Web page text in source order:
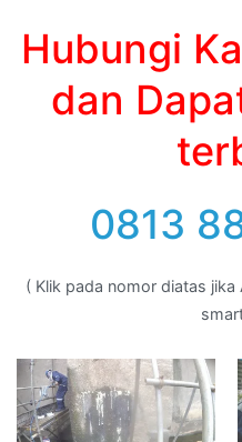
Hubungi
dan
0813
( Klik pada nomor diatas